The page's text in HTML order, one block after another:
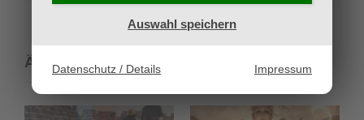
Auswahl speichern
Datenschutz / Details Impressum
Ähnliche Beiträge